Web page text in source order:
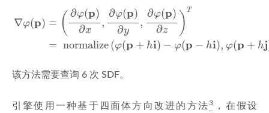
∇φ(p) = ( ∂φ(p)
∂x
,
∂φ(p)
∂y
,
∂φ(p)
∂z ) T
= normalize(φ(p + hi) − φ(p − hi), φ(p + hj
)∂ , φ )∂ , φ p) ) = normalize
该方法需要查询 6 次 SDF。
引擎使用一种基于四面体方向改进的方法3 ，在假设